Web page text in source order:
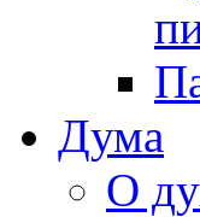
Дума
О